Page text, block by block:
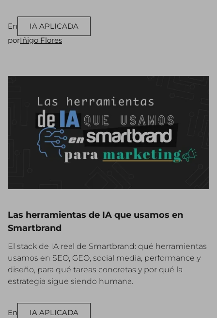
En
IA APLICADA
porIñigo Flores
Las herramientas de IA que usamos en
Smartbrand
El stack de IA real de Smartbrand: qué herramientas
usamos en SEO, GEO, social media, performance y
diseño, para qué tareas concretas y por qué la
estrategia sigue siendo humana.
En
IA APLICADA